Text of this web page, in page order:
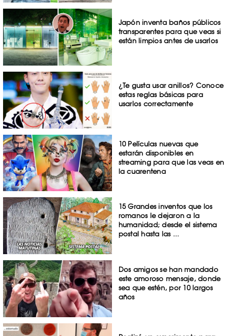
Japón inventa baños públicos
transparentes para que veas si
están limpios antes de usarlos
¿Te gusta usar anillos? Conoce
estas reglas básicas para
usarlos correctamente
10 Películas nuevas que
estarán disponibles en
streaming para que las veas en
la cuarentena
15 Grandes inventos que los
romanos le dejaron a la
humanidad; desde el sistema
postal hasta las ...
Dos amigos se han mandado
este amoroso mensaje, donde
sea que estén, por 10 largos
años